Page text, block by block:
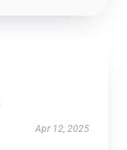
Apr 12, 2025